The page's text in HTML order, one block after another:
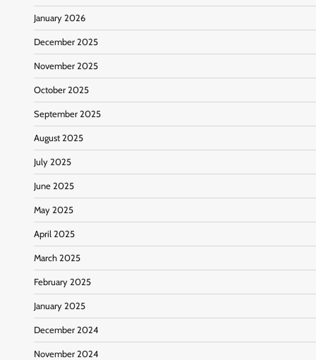
January 2026
December 2025
November 2025
October 2025
September 2025
August 2025
July 2025
June 2025
May 2025
April 2025
March 2025
February 2025
January 2025
December 2024
November 2024